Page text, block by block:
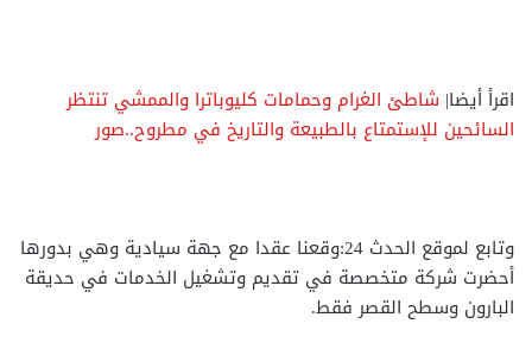
اقرأ أيضا| شاطئ الغرام وحمامات كليوباترا والممشي تنتظر
السائحين للإستمتاع بالطبيعة والتاريخ في مطروح..صور
وتابع لموقع الحدث 24:وقعنا عقدا مع جهة سيادية وهي بدورها
أحضرت شركة متخصصة في تقديم وتشغيل الخدمات في حديقة
البارون وسطح القصر فقط.